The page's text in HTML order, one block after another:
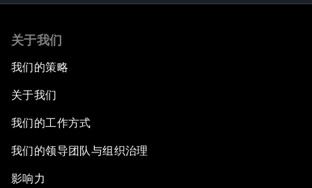
关于我们
我们的策略
关于我们
我们的工作方式
我们的领导团队与组织治理
影响力